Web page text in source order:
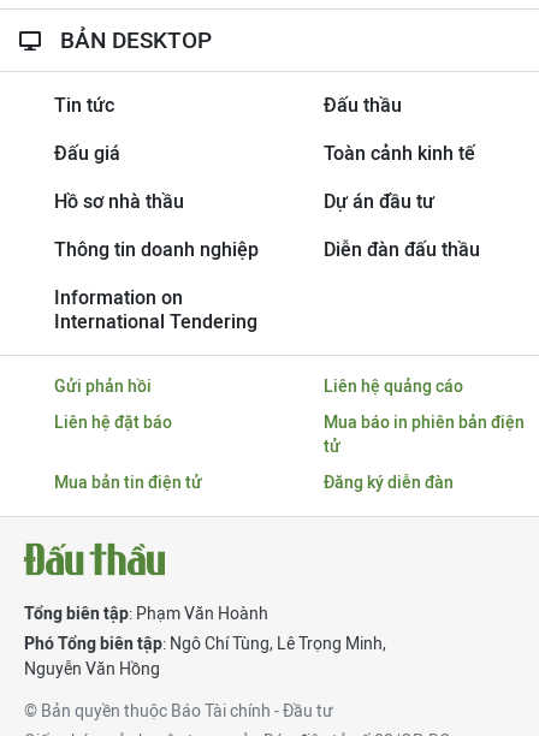
BẢN DESKTOP
Tin tức Đấu thầu
Đấu giá Toàn cảnh kinh tế
Hồ sơ nhà thầu Dự án đầu tư
Thông tin doanh nghiệp Diễn đàn đấu thầu
Information on
International Tendering
Gửi phản hồi
Liên hệ quảng cáo
Liên hệ đặt báo
Mua báo in phiên bản điện
tử
Mua bản tin điện tử
Đăng ký diễn đàn
Tổng biên tập: Phạm Văn Hoành
Phó Tổng biên tập: Ngô Chí Tùng, Lê Trọng Minh,
Nguyễn Văn Hồng
© Bản quyền thuộc Báo Tài chính - Đầu tư